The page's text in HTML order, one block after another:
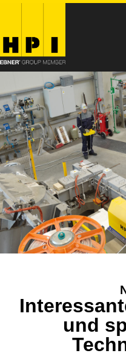
Fortschritt und
und